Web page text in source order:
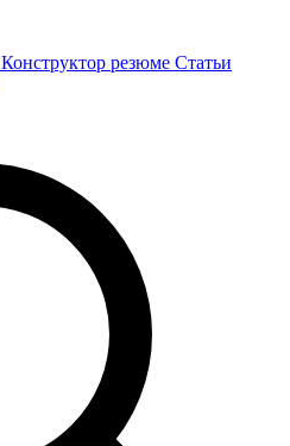
Конструктор резюме Статьи